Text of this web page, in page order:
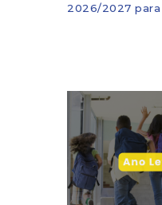
2026/2027